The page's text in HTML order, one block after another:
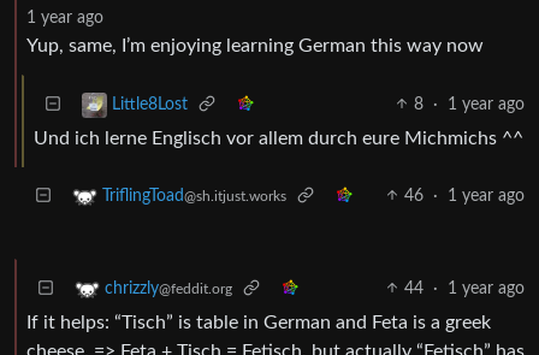
1 year ago
Yup, same, I’m enjoying learning German this way now
Little8Lost 8 · 1 year ago
Und ich lerne Englisch vor allem durch eure Michmichs ^^
TriflingToad@sh.itjust.works 46 · 1 year ago
chrizzly@feddit.org 44 · 1 year ago
If it helps: “Tisch” is table in German and Feta is a greek
cheese. => Feta + Tisch = Fetisch, but actually “Fetisch” has